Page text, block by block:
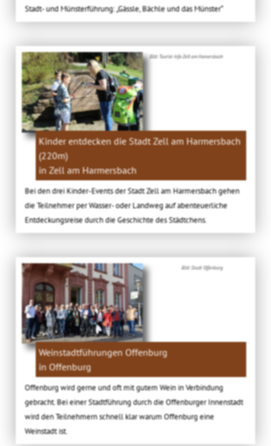
Stadt- und Münsterführung: „Gässle, Bächle und das Münster“
Bild: Tourist-Info Zell am Hamersbach
Kinder entdecken die Stadt Zell am Harmersbach
(220m)
in Zell am Harmersbach
Bei den drei Kinder-Events der Stadt Zell am Harmersbach gehen
die Teilnehmer per Wasser- oder Landweg auf abenteuerliche
Entdeckungsreise durch die Geschichte des Städtchens.
Bild: Stadt Offenburg
Weinstadtführungen Offenburg
in Offenburg
Offenburg wird gerne und oft mit gutem Wein in Verbindung
gebracht. Bei einer Stadtführung durch die Offenburger Innenstadt
wird den Teilnehmern schnell klar warum Offenburg eine
Weinstadt ist.